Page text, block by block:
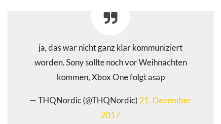
ja, das war nicht ganz klar kommuniziert
worden. Sony sollte noch vor Weihnachten
kommen, Xbox One folgt asap
— THQNordic (@THQNordic) 21. Dezember
2017